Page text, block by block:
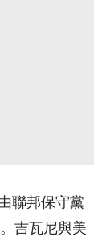
聯邦保守黨
吉瓦尼與美